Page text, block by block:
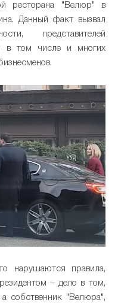
ресторана "Велюр" в
Данный факт вызвал
представителей
в том числе и многих
нарушаются правила,
– дело в том,
а собственник "Велюра",